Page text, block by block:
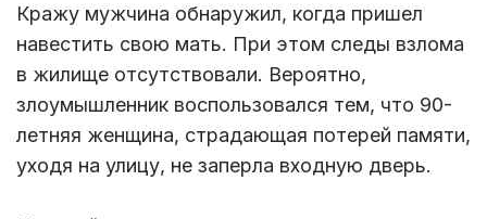
Кражу мужчина обнаружил, когда пришел
навестить свою мать. При этом следы взлома
в жилище отсутствовали. Вероятно,
злоумышленник воспользовался тем, что 90-
летняя женщина, страдающая потерей памяти,
уходя на улицу, не заперла входную дверь.